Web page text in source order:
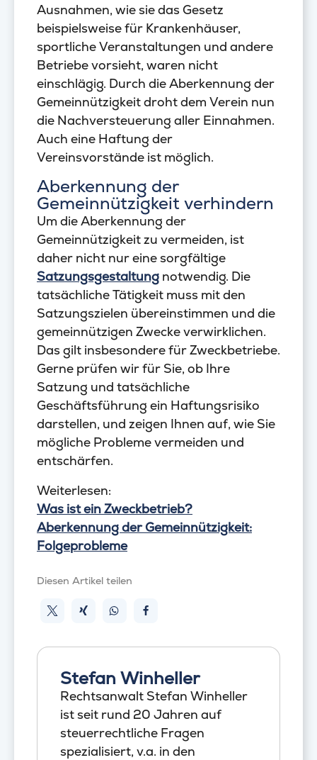
Ausnahmen, wie sie das Gesetz
beispielsweise für Krankenhäuser,
sportliche Veranstaltungen und andere
Betriebe vorsieht, waren nicht
einschlägig. Durch die Aberkennung der
Gemeinnützigkeit droht dem Verein nun
die Nachversteuerung aller Einnahmen.
Auch eine Haftung der
Vereinsvorstände ist möglich.
Aberkennung der
Gemeinnützigkeit verhindern
Um die Aberkennung der
Gemeinnützigkeit zu vermeiden, ist
daher nicht nur eine sorgfältige
Satzungsgestaltung notwendig. Die
tatsächliche Tätigkeit muss mit den
Satzungszielen übereinstimmen und die
gemeinnützigen Zwecke verwirklichen.
Das gilt insbesondere für Zweckbetriebe.
Gerne prüfen wir für Sie, ob Ihre
Satzung und tatsächliche
Geschäftsführung ein Haftungsrisiko
darstellen, und zeigen Ihnen auf, wie Sie
mögliche Probleme vermeiden und
entschärfen.
Weiterlesen:
Was ist ein Zweckbetrieb?
Aberkennung der Gemeinnützigkeit:
Folgeprobleme
Diesen Artikel teilen
Stefan Winheller
Rechtsanwalt Stefan Winheller
ist seit rund 20 Jahren auf
steuerrechtliche Fragen
spezialisiert, v.a. in den